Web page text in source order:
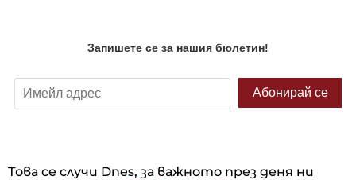
Това се случи Dnes, за важното през деня ни